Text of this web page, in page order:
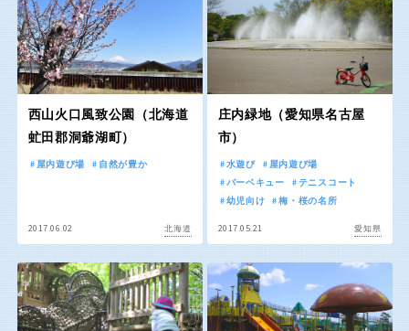
新潟 富山
石川
山梨
静岡
健康遊具 ゲートボール
スケートパーク
西山火口風致公園（北海道
虻田郡洞爺湖町）
屋内遊び場 自然が豊か
2017.06.02 北海道
庄内緑地（愛知県名古屋
市）
水遊び
屋内遊び場
バーベキュー
テニスコート
幼児向け
梅・桜の名所
2017.05.21 愛知県